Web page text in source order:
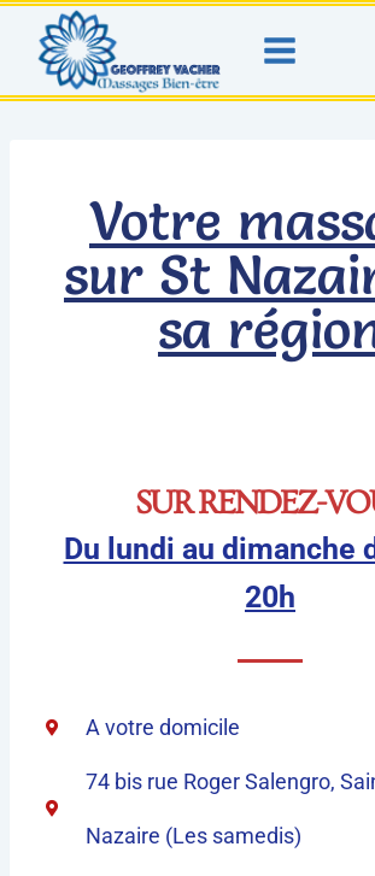
Votre
sur St
sa
SUR RENDEZ-
Du lundi au dimanche
20h
A votre domicile
74 bis rue Roger Salengro,
Nazaire (Les samedis)